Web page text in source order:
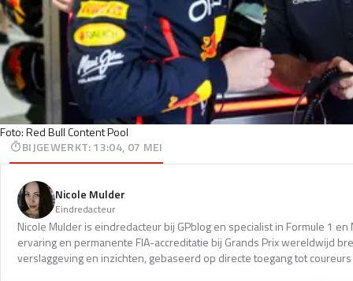
Foto: Red Bull Content Pool
BIJGEWERKT:13:04, 07 MEI
Nicole Mulder
Eindredacteur
Nicole Mulder is eindredacteur bij GPblog en specialist in Formule 1 en
ervaring en permanente FIA-accreditatie bij Grands Prix wereldwijd
verslaggeving en inzichten, gebaseerd op directe toegang tot